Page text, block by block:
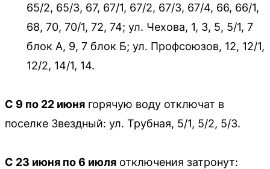
65/2, 65/3, 67, 67/1, 67/2, 67/3, 67/4, 66, 66/1,
68, 70, 70/1, 72, 74; ул. Чехова, 1, 3, 5, 5/1, 7
блок А, 9, 7 блок Б; ул. Профсоюзов, 12, 12/1,
12/2, 14/1, 14.
С 9 по 22 июня горячую воду отключат в
поселке Звездный: ул. Трубная, 5/1, 5/2, 5/3.
С 23 июня по 6 июля отключения затронут: